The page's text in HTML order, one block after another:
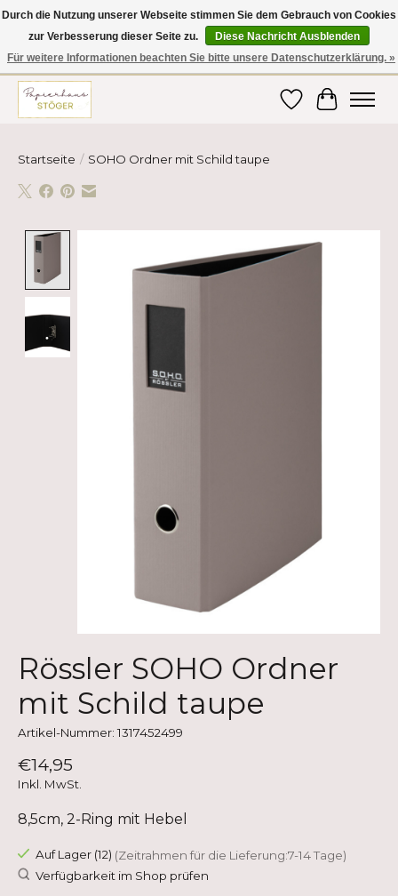
Hier finden Sie hochwertige Produkte im Bereich Schule, Büro, Papier,
Schreiben und vieles mehr! Erhalten Sie Ihre Bestellung bequem nach
Hause oder ins Büro geliefert!
Wunschzettel
Ihr
Startseite / SOHO Ordner mit Schild taupe
Rössler SOHO Ordner
mit Schild taupe
Artikel-Nummer: 1317452499
€14,95
Inkl. MwSt.
8,5cm, 2-Ring mit Hebel
Auf Lager (12) (Zeitrahmen für die Lieferung:7-14 Tage)
Verfügbarkeit im Shop prüfen
Durch die Nutzung unserer Webseite stimmen Sie dem Gebrauch von Cookies
zur Verbesserung dieser Seite zu.
Diese Nachricht Ausblenden
Für weitere Informationen beachten Sie bitte unsere Datenschutzerklärung. »